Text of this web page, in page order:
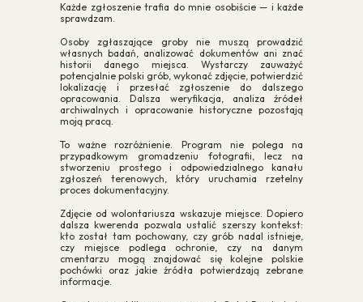
Każde zgłoszenie trafia do mnie osobiście — i każde
sprawdzam.
Osoby zgłaszające groby nie muszą prowadzić
własnych badań, analizować dokumentów ani znać
historii danego miejsca. Wystarczy zauważyć
potencjalnie polski grób, wykonać zdjęcie, potwierdzić
lokalizację i przesłać zgłoszenie do dalszego
opracowania. Dalsza weryfikacja, analiza źródeł
archiwalnych i opracowanie historyczne pozostają
moją pracą.
To ważne rozróżnienie. Program nie polega na
przypadkowym gromadzeniu fotografii, lecz na
stworzeniu prostego i odpowiedzialnego kanału
zgłoszeń terenowych, który uruchamia rzetelny
proces dokumentacyjny.
Zdjęcie od wolontariusza wskazuje miejsce. Dopiero
dalsza kwerenda pozwala ustalić szerszy kontekst:
kto został tam pochowany, czy grób nadal istnieje,
czy miejsce podlega ochronie, czy na danym
cmentarzu mogą znajdować się kolejne polskie
pochówki oraz jakie źródła potwierdzają zebrane
informacje.